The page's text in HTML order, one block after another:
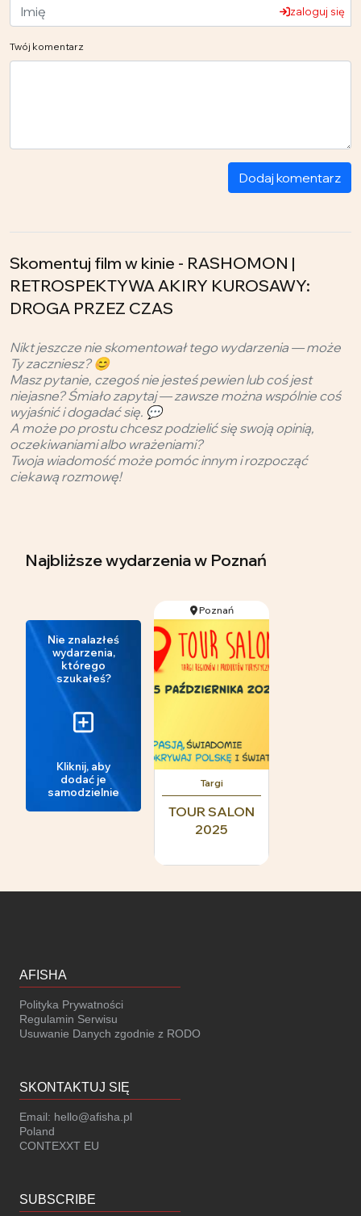
zaloguj się
Twój komentarz
Dodaj komentarz
Skomentuj film w kinie - RASHOMON |
RETROSPEKTYWA AKIRY KUROSAWY:
DROGA PRZEZ CZAS
Nikt jeszcze nie skomentował tego wydarzenia — może
Ty zaczniesz? 😊
Masz pytanie, czegoś nie jesteś pewien lub coś jest
niejasne? Śmiało zapytaj — zawsze można wspólnie coś
wyjaśnić i dogadać się. 💬
A może po prostu chcesz podzielić się swoją opinią,
oczekiwaniami albo wrażeniami?
Twoja wiadomość może pomóc innym i rozpocząć
ciekawą rozmowę!
Najbliższe wydarzeniaw Poznań
Nie znalazłeś
wydarzenia,
którego
szukałeś?
Kliknij, aby
dodać je
samodzielnie
Poznań
Targi
TOUR SALON
2025
AFISHA
Polityka Prywatności
Regulamin Serwisu
Usuwanie Danych zgodnie z RODO
SKONTAKTUJ SIĘ
Email: hello@afisha.pl
Poland
CONTEXXT EU
SUBSCRIBE